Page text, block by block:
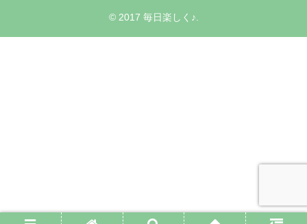
© 2017 毎日楽しく♪.